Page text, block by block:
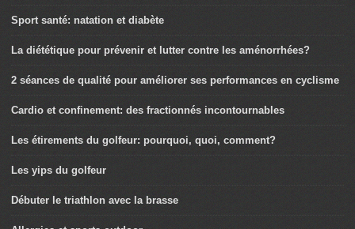
Sport santé: natation et diabète
La diététique pour prévenir et lutter contre les aménorrhées?
2 séances de qualité pour améliorer ses performances en cyclisme
Cardio et confinement: des fractionnés incontournables
Les étirements du golfeur: pourquoi, quoi, comment?
Les yips du golfeur
Débuter le triathlon avec la brasse